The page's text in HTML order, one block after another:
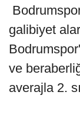
galibiyet
ve
averajla 2.